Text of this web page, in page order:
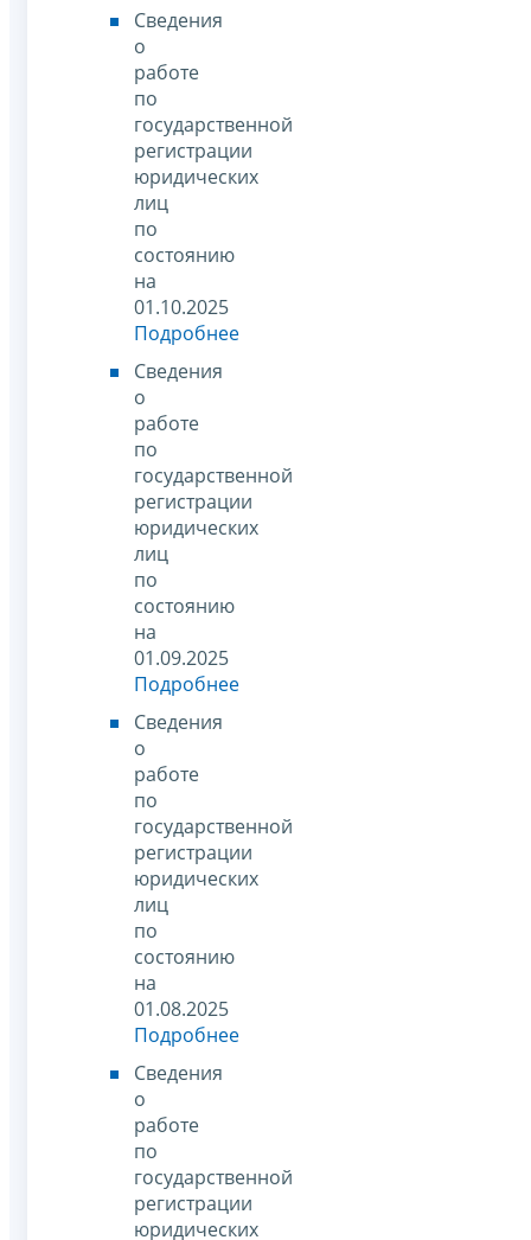
Сведения
о
работе
по
государственной
регистрации
юридических
лиц
по
состоянию
на
01.10.2025
Подробнее
Сведения
о
работе
по
государственной
регистрации
юридических
лиц
по
состоянию
на
01.09.2025
Подробнее
Сведения
о
работе
по
государственной
регистрации
юридических
лиц
по
состоянию
на
01.08.2025
Подробнее
Сведения
о
работе
по
государственной
регистрации
юридических